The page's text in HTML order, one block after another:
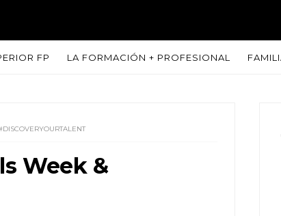
FP LA FORMACIÓN + PROFESIONAL
Week &